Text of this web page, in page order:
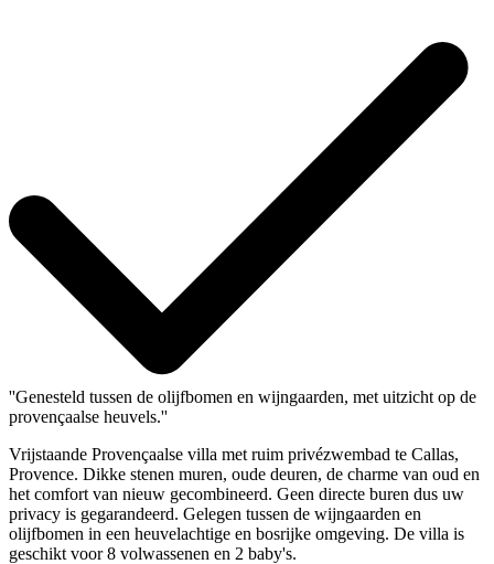
''Genesteld tussen de olijfbomen en wijngaarden, met uitzicht op de
provençaalse heuvels.''
Vrijstaande Provençaalse villa met ruim privézwembad te Callas,
Provence. Dikke stenen muren, oude deuren, de charme van oud en
het comfort van nieuw gecombineerd. Geen directe buren dus uw
privacy is gegarandeerd. Gelegen tussen de wijngaarden en
olijfbomen in een heuvelachtige en bosrijke omgeving. De villa is
geschikt voor 8 volwassenen en 2 baby's.